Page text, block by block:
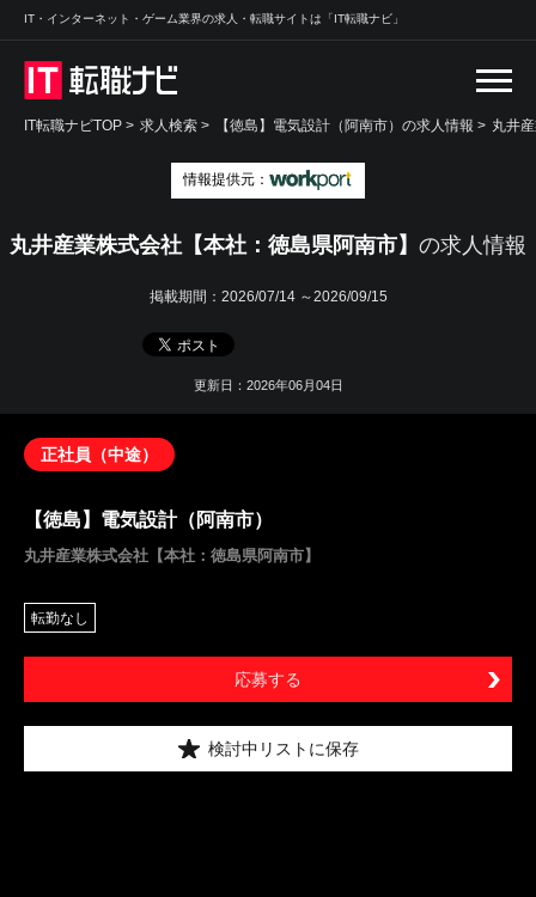
IT・インターネット・ゲーム業界の求人・転職サイトは「IT転職ナビ」
IT転職ナビTOP > 求人検索 > 【徳島】電気設計（阿南市）の求人情報 > 丸井
情報提供元：
丸井産業株式会社【本社：徳島県阿南市】 の求人情報
掲載期間： 2026/07/14 ～2026/09/15
更新日：2026年06月04日
正社員（中途）
【徳島】電気設計（阿南市）
丸井産業株式会社【本社：徳島県阿南市】
転勤なし
応募する
検討中リストに保存